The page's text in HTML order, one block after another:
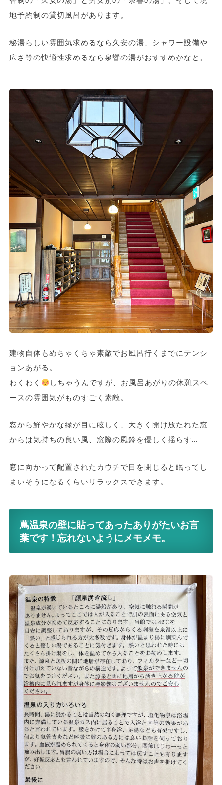
地予約制の貸切風呂があります。
秘湯らしい雰囲気求めるなら久安の湯、シャワー設備や
広さ等の快適性求めるなら泉響の湯がおすすめかなと。
建物自体もめちゃくちゃ素敵でお風呂行くまでにテンシ
ョンあがる。
わくわく
しちゃうんですが、お風呂あがりの休憩スペ
ースの雰囲気がものすごく素敵。
窓から鮮やかな緑が目に眩しく、大きく開け放たれた窓
からは気持ちの良い風、窓際の風鈴を優しく揺らす…
窓に向かって配置されたカウチで目を閉じると眠ってし
まいそうになるくらいリラックスできます。
蔦温泉の壁に貼ってあったありがたいお言
葉です！忘れないようにメモメモ。